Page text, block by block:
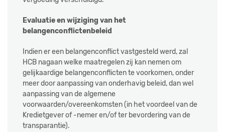
Evaluatie en wijziging van het
belangenconflictenbeleid
Indien er een belangenconflict vastgesteld werd, zal
HCB nagaan welke maatregelen zij kan nemen om
gelijkaardige belangenconflicten te voorkomen, onder
meer door aanpassing van onderhavig beleid, dan wel
aanpassing van de algemene
voorwaarden/overeenkomsten (in het voordeel van de
Kredietgever of -nemer en/of ter bevordering van de
transparantie).